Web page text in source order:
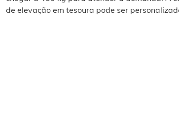
de elevação em tesoura pode ser